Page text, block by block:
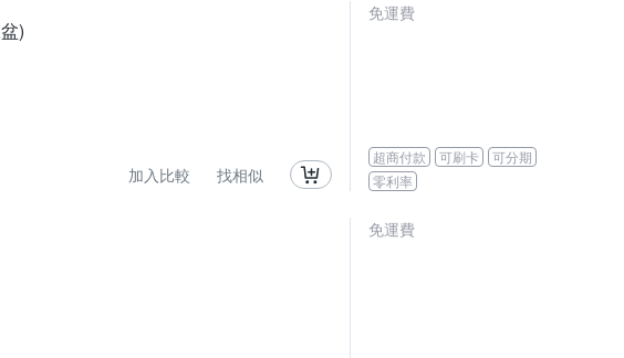
)
加入比較 找相似
免運費
超商付款 可刷卡
可分期
零利率
免運費